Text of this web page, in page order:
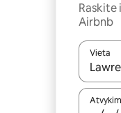
Raskite
Airbnb
Vieta
Kai